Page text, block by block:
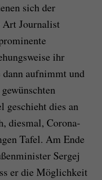
sich der
Art Journalist
ihr
aufnimmt und
geschieht dies an
diesmal, Corona-
Tafel. Am Ende
Sergej
er die Möglichkeit